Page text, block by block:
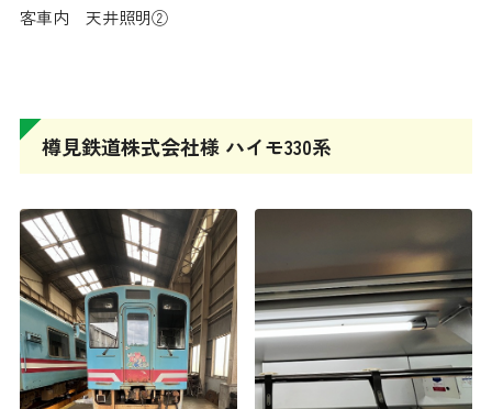
客車内 天井照明②
樽見鉄道株式会社様 ハイモ330系